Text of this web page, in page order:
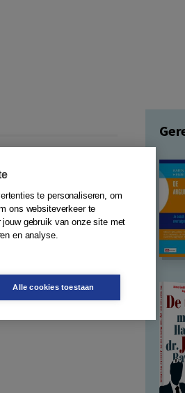
op het gebied
van je spelling
aaneenschrijven,
te personaliseren, om
ons websiteverkeer te
gebruik van onze site met
en analyse.
Alle cookies toestaan